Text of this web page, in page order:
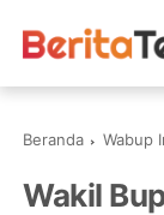
Beranda Wabup
Wakil